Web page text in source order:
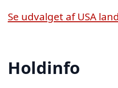
Se udvalget af USA
Holdinfo